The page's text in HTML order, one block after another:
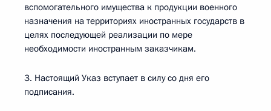
вспомогательного имущества к продукции военного
назначения на территориях иностранных государств в
целях последующей реализации по мере
необходимости иностранным заказчикам.
3. Настоящий Указ вступает в силу со дня его
подписания.